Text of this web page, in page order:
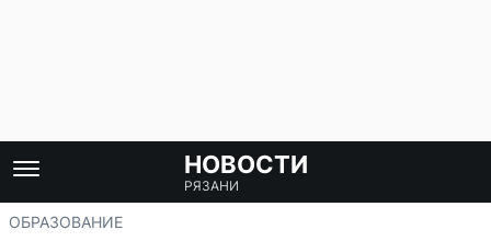
НОВОСТИ
РЯЗАНИ
ОБРАЗОВАНИЕ